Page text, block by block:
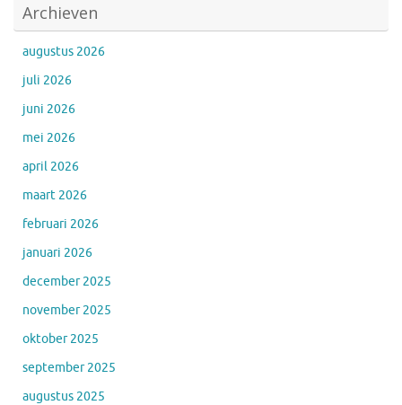
Archieven
augustus 2026
juli 2026
juni 2026
mei 2026
april 2026
maart 2026
februari 2026
januari 2026
december 2025
november 2025
oktober 2025
september 2025
augustus 2025